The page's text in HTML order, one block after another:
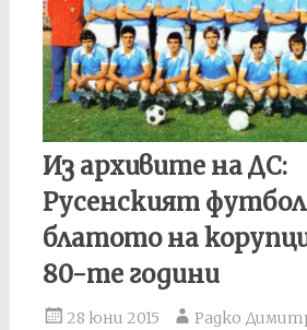
Из архивите на ДС:
Русенският
блатото на
80-те години
28 юни 2015 Радко